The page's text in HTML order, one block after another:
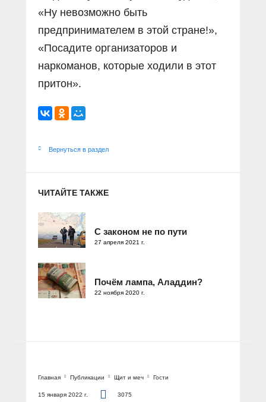
«Ну невозможно быть
предпринимателем в этой стране!»,
«Посадите организаторов и
наркоманов, которые ходили в этот
притон».
Вернуться в раздел
ЧИТАЙТЕ ТАКЖЕ
С законом не по пути
27 апреля 2021 г.
Почём лампа, Аладдин?
22 ноября 2020 г.
Главная Публикации Щит и меч Гости
15 января 2022 г. 3075